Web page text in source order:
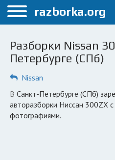
Меню
Санкт-Петербург
Автосервисы
Разборки Nissan
Петербурге (СПб)
Nissan
в Санкт-Петербурге (СПб) зарегистрированы 4
авторазборки Ниссан 300ZX
фотографиями.
razborka.org